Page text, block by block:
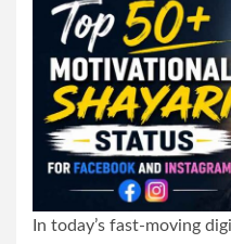
In today’s fast-moving